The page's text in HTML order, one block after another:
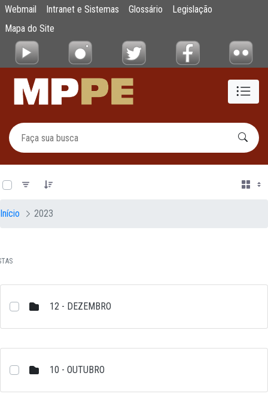
Pular para o Conteúdo principal
Documentos
Webmail Intranet e Sistemas Glossário
Legislação
Mapa do Site
Início 2023
12 - DEZEMBRO
10 - OUTUBRO